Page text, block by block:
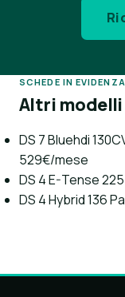
SCHEDE IN EVIDENZA
Altri modelli
DS 7 Bluehdi
529€/mese
DS 4 E-Tense
DS 4 Hybrid 136